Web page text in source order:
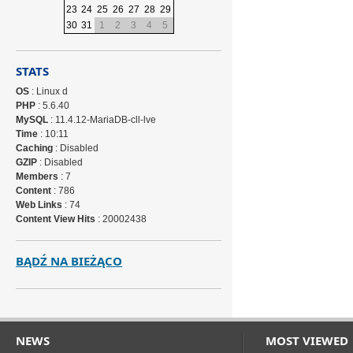
23 24 25 26 27 28 29
30 31 1 2 3 4 5
STATS
OS : Linux d
PHP : 5.6.40
MySQL : 11.4.12-MariaDB-cll-lve
Time : 10:11
Caching : Disabled
GZIP : Disabled
Members : 7
Content : 786
Web Links : 74
Content View Hits : 20002438
BĄDŹ NA BIEŻĄCO
NEWS MOST VIEWED